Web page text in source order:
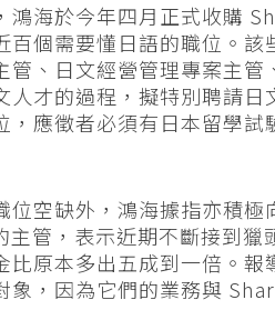
鴻海於今年四月正式收購
百個需要懂日語的職位。
管、日文經營管理專案主
人才的過程，擬特別聘請
，應徵者必須有日本留學試
空缺外，鴻海據指亦積極
管，表示近期不斷接到獵
比原本多出五成到一倍。
象，因為它們的業務與